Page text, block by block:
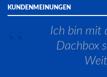
KUNDENMEINUNGEN
Ich bin mit
Dachbox